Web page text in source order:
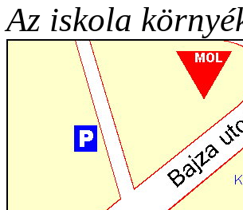
Az iskola